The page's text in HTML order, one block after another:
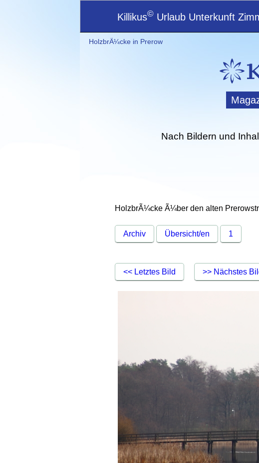
Killikus© Urlaub Unterkunft
HolzbrÃ¼cke in Prerow
Nach Bildern und
HolzbrÃ¼cke Ã¼ber den alten
Archiv Übersicht/en 1
<< Letztes Bild >> Nächstes